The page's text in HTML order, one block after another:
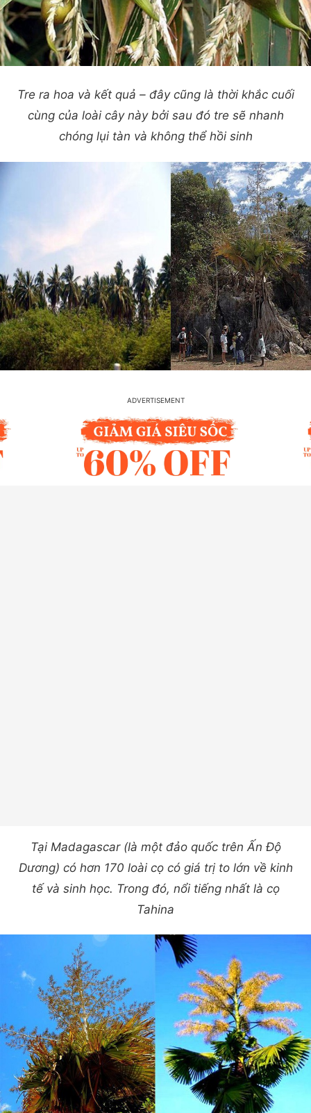
Tre ra hoa và kết quả – đây cũng là thời khắc cuối
cùng của loài cây này bởi sau đó tre sẽ nhanh
chóng lụi tàn và không thể hồi sinh
Tại Madagascar (là một đảo quốc trên Ấn Độ
Dương) có hơn 170 loài cọ có giá trị to lớn về kinh
tế và sinh học. Trong đó, nổi tiếng nhất là cọ
Tahina